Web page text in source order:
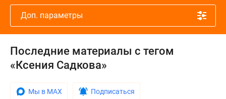
проекте
Контакты
Реклама
сайте
Продавцы
Доп. параметры
Последние материалы с тегом
«Ксения Садкова»
Мы в MAX Подписаться